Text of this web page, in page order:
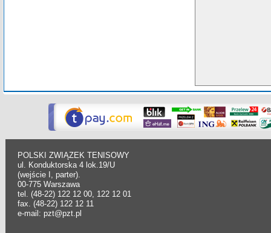
POLSKI ZWIĄZEK TENISOWY
ul. Konduktorska 4 lok.19/U
(wejście I, parter).
00-775 Warszawa
tel. (48-22) 122 12 00, 122 12 01
fax. (48-22) 122 12 11
e-mail: pzt@pzt.pl